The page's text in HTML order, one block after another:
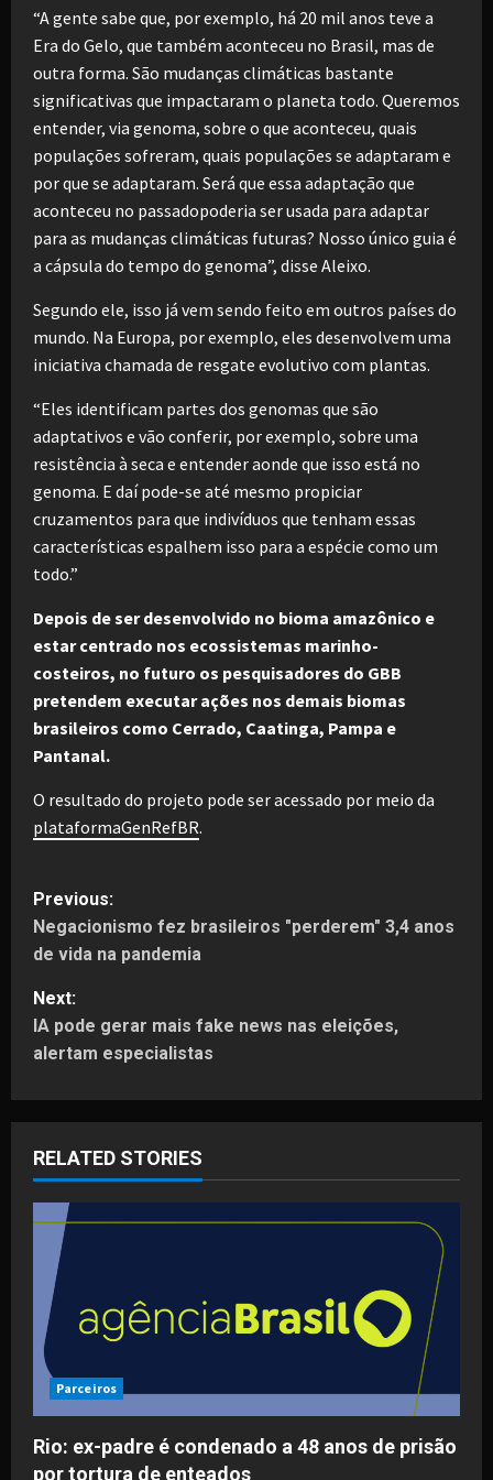
“A gente sabe que, por exemplo, há 20 mil anos teve a
Era do Gelo, que também aconteceu no Brasil, mas de
outra forma. São mudanças climáticas bastante
significativas que impactaram o planeta todo. Queremos
entender, via genoma, sobre o que aconteceu, quais
populações sofreram, quais populações se adaptaram e
por que se adaptaram. Será que essa adaptação que
aconteceu no passadopoderia ser usada para adaptar
para as mudanças climáticas futuras? Nosso único guia é
a cápsula do tempo do genoma”, disse Aleixo.
Segundo ele, isso já vem sendo feito em outros países do
mundo. Na Europa, por exemplo, eles desenvolvem uma
iniciativa chamada de resgate evolutivo com plantas.
“Eles identificam partes dos genomas que são
adaptativos e vão conferir, por exemplo, sobre uma
resistência à seca e entender aonde que isso está no
genoma. E daí pode-se até mesmo propiciar
cruzamentos para que indivíduos que tenham essas
características espalhem isso para a espécie como um
todo.”
Depois de ser desenvolvido no bioma amazônico e
estar centrado nos ecossistemas marinho-
costeiros, no futuro os pesquisadores do GBB
pretendem executar ações nos demais biomas
brasileiros como Cerrado, Caatinga, Pampa e
Pantanal.
O resultado do projeto pode ser acessado por meio da
plataformaGenRefBR.
P
o
s
t
a
v
i
o
Previous:
Negacionismo fez brasileiros "perderem" 3,4 anos
de vida na pandemia
Next:
IA pode gerar mais fake news nas eleições,
alertam especialistas
RELATED STORIES
Parceiros
Rio: ex-padre é condenado a 48 anos de prisão
por tortura de enteados